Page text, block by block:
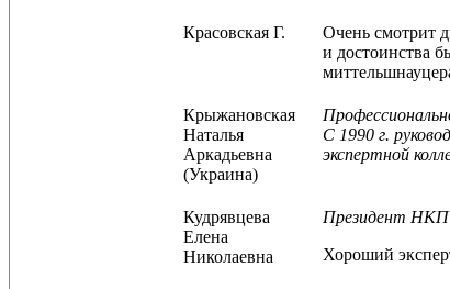
Красовская Г.
Очень смотрит
и достоинства
Крыжановская
Наталья
Аркадьевна
(Украина)
С 1990 г.
экспертной
Кудрявцева
Елена
Николаевна
Президент НКП
Хороший